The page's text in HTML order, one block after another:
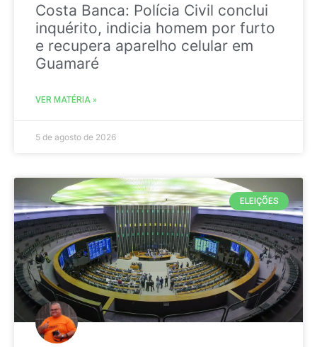
Costa Banca: Polícia Civil conclui
inquérito, indicia homem por furto
e recupera aparelho celular em
Guamaré
VER MATÉRIA »
5 de agosto de 2026
ELEIÇÕES